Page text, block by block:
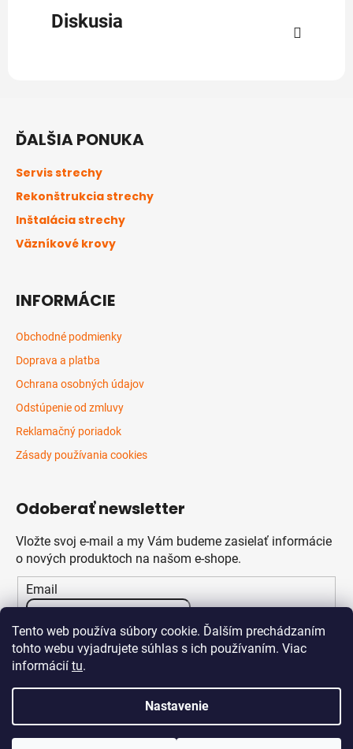
Tento web používa súbory cookie. Ďalším prechádzaním
tohto webu vyjadrujete súhlas s ich používaním. Viac
informácií tu.
Nastavenie
Diskusia
ĎALŠIA PONUKA
Servis strechy
Rekonštrukcia strechy
Inštalácia strechy
Väzníkové krovy
INFORMÁCIE
Obchodné podmienky
Doprava a platba
Ochrana osobných údajov
Odstúpenie od zmluvy
Reklamačný poriadok
Zásady používania cookies
Odoberať newsletter
Vložte svoj e-mail a my Vám budeme zasielať informácie
o nových produktoch na našom e-shope.
Email
Vložením e-mailu súhlasíte spodmienkami ochrany
osobných údajov
PRIHLÁSIŤ SA